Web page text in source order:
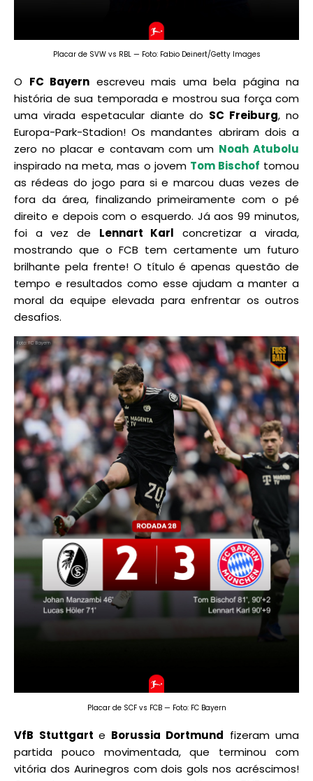
Placar de SVW vs RBL — Foto: Fabio Deinert/Getty Images
O FC Bayern escreveu mais uma bela página na
história de sua temporada e mostrou sua força com
uma virada espetacular diante do SC Freiburg, no
Europa-Park-Stadion! Os mandantes abriram dois a
zero no placar e contavam com um Noah Atubolu
inspirado na meta, mas o jovem Tom Bischof tomou
as rédeas do jogo para si e marcou duas vezes de
fora da área, finalizando primeiramente com o pé
direito e depois com o esquerdo. Já aos 99 minutos,
foi a vez de Lennart Karl concretizar a virada,
mostrando que o FCB tem certamente um futuro
brilhante pela frente! O título é apenas questão de
tempo e resultados como esse ajudam a manter a
moral da equipe elevada para enfrentar os outros
desafios.
Placar de SCF vs FCB — Foto: FC Bayern
VfB Stuttgart e Borussia Dortmund fizeram uma
partida pouco movimentada, que terminou com
vitória dos Aurinegros com dois gols nos acréscimos!